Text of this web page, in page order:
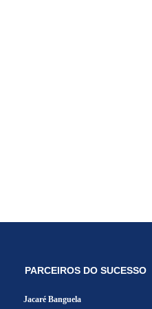
PARCEIROS DO SUCESSO
Jacaré Banguela